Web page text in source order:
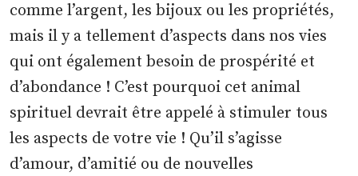
comme l’argent, les bijoux ou les propriétés,
mais il y a tellement d’aspects dans nos vies
qui ont également besoin de prospérité et
d’abondance ! C’est pourquoi cet animal
spirituel devrait être appelé à stimuler tous
les aspects de votre vie ! Qu’il s’agisse
d’amour, d’amitié ou de nouvelles